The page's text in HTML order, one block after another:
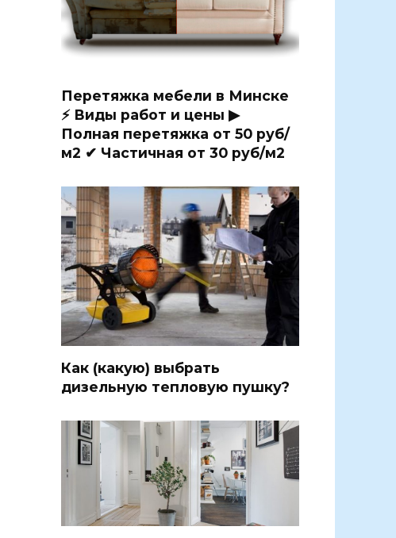
Перетяжка мебели в Минске
⚡ Виды работ и цены ▶
Полная перетяжка от 50 руб/
м2 ✔ Частичная от 30 руб/м2
Как (какую) выбрать
дизельную тепловую пушку?